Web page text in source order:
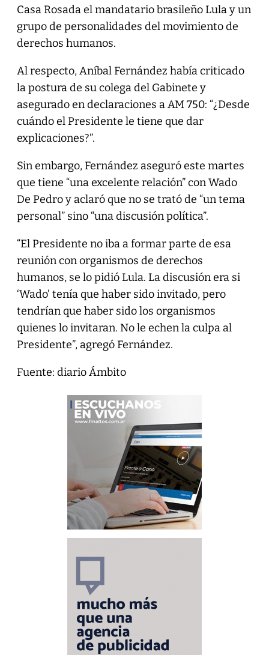
Casa Rosada el mandatario brasileño Lula y un
grupo de personalidades del movimiento de
derechos humanos.
Al respecto, Aníbal Fernández había criticado
la postura de su colega del Gabinete y
asegurado en declaraciones a AM 750: “¿Desde
cuándo el Presidente le tiene que dar
explicaciones?”.
Sin embargo, Fernández aseguró este martes
que tiene “una excelente relación” con Wado
De Pedro y aclaró que no se trató de “un tema
personal” sino “una discusión política”.
“El Presidente no iba a formar parte de esa
reunión con organismos de derechos
humanos, se lo pidió Lula. La discusión era si
‘Wado’ tenía que haber sido invitado, pero
tendrían que haber sido los organismos
quienes lo invitaran. No le echen la culpa al
Presidente”, agregó Fernández.
Fuente: diario Ámbito